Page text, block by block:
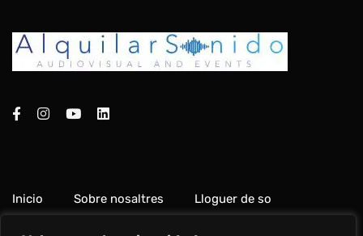
Inicio Sobre nosaltres Lloguer de so
Paquetes de so Galeria